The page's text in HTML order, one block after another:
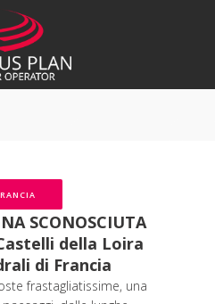
SCONOSCIUTA
della Loira
di Francia
frastagliatissime, una